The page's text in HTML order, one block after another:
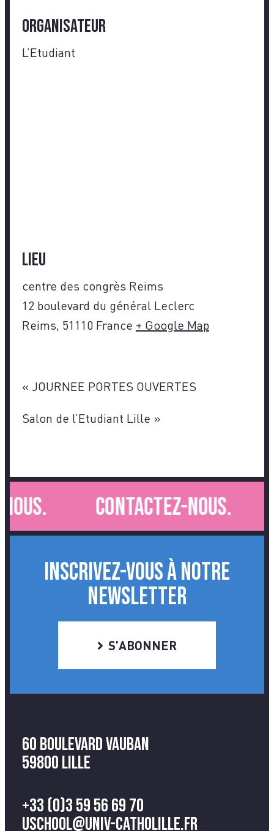
Organisateur
L’Etudiant
Lieu
centre des congrès Reims
12 boulevard du général Leclerc
Reims, 51110 France + Google Map
« JOURNEE PORTES OUVERTES
Salon de l’Etudiant Lille »
Contactez-nous.
INSCRIVEZ-VOUS À NOTRE
NEWSLETTER
S'ABONNER
60 Boulevard Vauban
59800 Lille
+33 (0)3 59 56 69 70
uschool@univ-catholille.fr